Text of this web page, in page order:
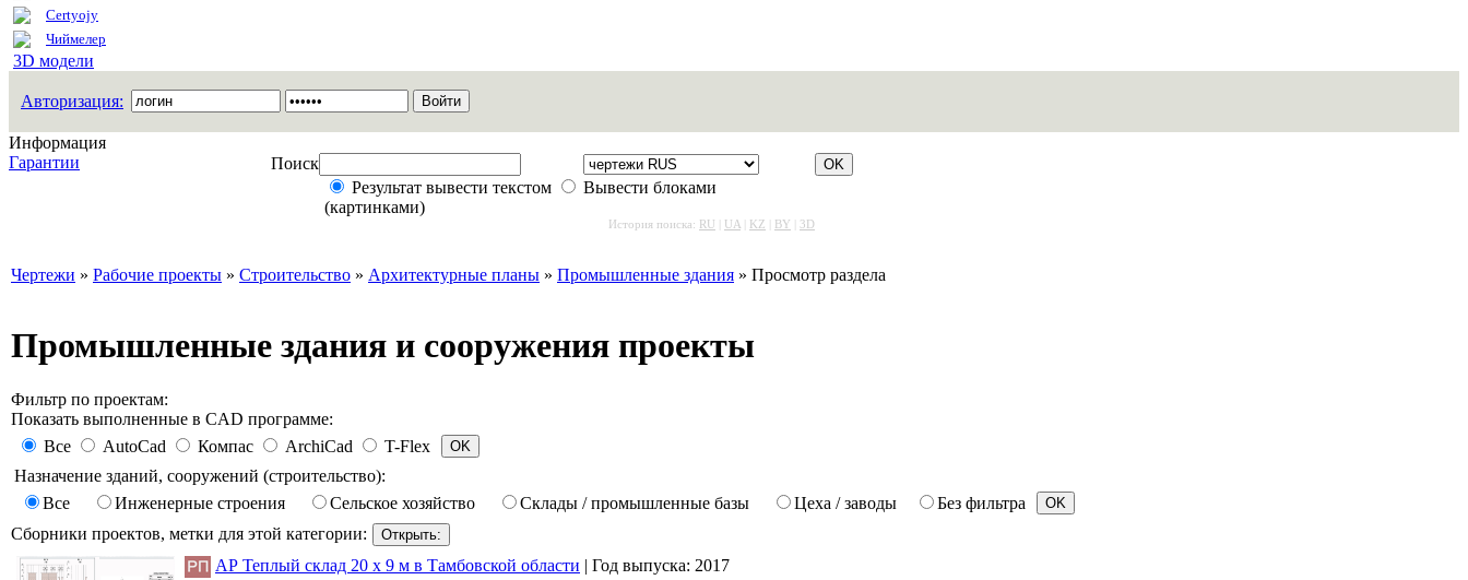
Certyojy
Чиймелер
3D модели
Авторизация:
Информация
Гарантии
Поиск
Результат вывести текстом
Вывести блоками
(картинками)
История поиска: RU UA KZ BY 3D
Чертежи » Рабочие проекты » Строительство » Архитектурные планы » Промышленные здания » Просмотр раздела
Промышленные здания и сооружения проекты
Фильтр по проектам:
Показать выполненные в CAD программе:
Все
AutoCad Компас ArchiCad
T-Flex
Назначение зданий, сооружений (строительство):
Все
Инженерные строения Сельское хозяйство Склады / промышленные базы Цеха / заводы
Без фильтра
Сборники проектов, метки для этой категории:
АР Теплый склад 20 х 9 м в Тамбовской области | Год выпуска: 2017